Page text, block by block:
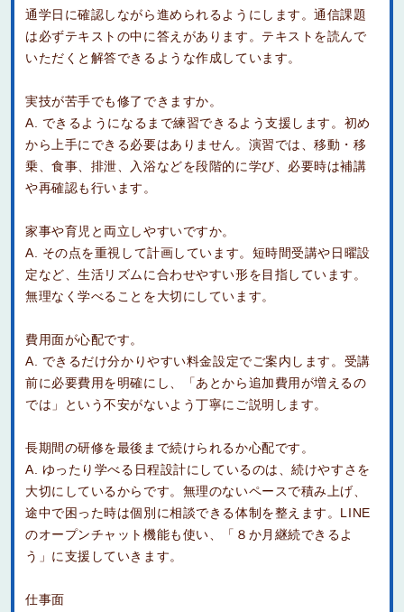
通学日に確認しながら進められるようにします。通信課題
は必ずテキストの中に答えがあります。テキストを読んで
いただくと解答できるような作成しています。
実技が苦手でも修了できますか。
A. できるようになるまで練習できるよう支援します。初め
から上手にできる必要はありません。演習では、移動・移
乗、食事、排泄、入浴などを段階的に学び、必要時は補講
や再確認も行います。
家事や育児と両立しやすいですか。
A. その点を重視して計画しています。短時間受講や日曜設
定など、生活リズムに合わせやすい形を目指しています。
無理なく学べることを大切にしています。
費用面が心配です。
A. できるだけ分かりやすい料金設定でご案内します。受講
前に必要費用を明確にし、「あとから追加費用が増えるの
では」という不安がないよう丁寧にご説明します。
長期間の研修を最後まで続けられるか心配です。
A. ゆったり学べる日程設計にしているのは、続けやすさを
大切にしているからです。無理のないペースで積み上げ、
途中で困った時は個別に相談できる体制を整えます。LINE
のオープンチャット機能も使い、「８か月継続できるよ
う」に支援していきます。
仕事面